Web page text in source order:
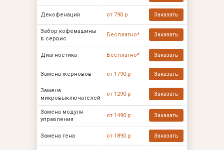
Декофенация от 790 р Заказать
Забор кофемашины
в сервис
Бесплатно* Заказать
Диагностика Бесплатно* Заказать
Замена жерновов от 1790 р Заказать
Замена
микровыключателей
от 1290 р Заказать
Замена модуля
управления
от 1490 р Заказать
Замена тена от 1890 р Заказать